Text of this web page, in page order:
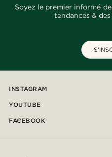
Soyez le premier informé
tendances &
INSTAGRAM
YOUTUBE
FACEBOOK